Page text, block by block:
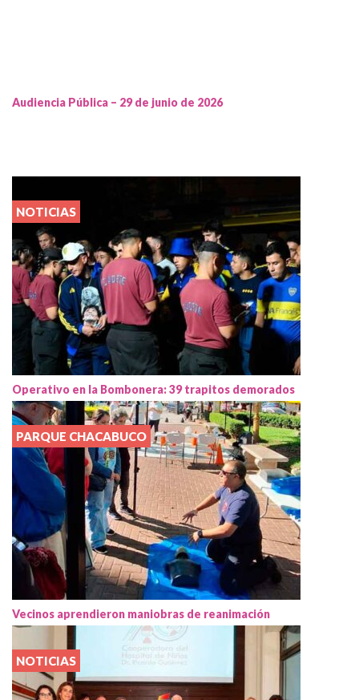
Audiencia Pública – 29 de junio de 2026
NOTICIAS
Operativo en la Bombonera: 39 trapitos demorados
PARQUE CHACABUCO
Vecinos aprendieron maniobras de reanimación
NOTICIAS